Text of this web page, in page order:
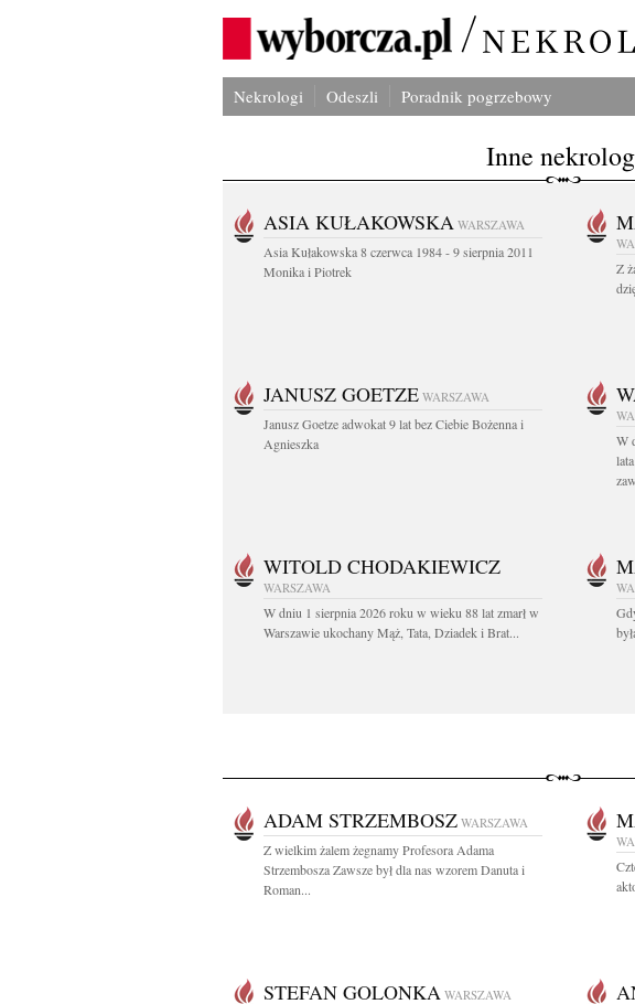
Nekrologi Odeszli Poradnik pogrzebowy
Inne
ASIA KUŁAKOWSKA WARSZAWA
Asia Kułakowska 8 czerwca 1984 - 9 sierpnia 2011
Monika i Piotrek
Z
JANUSZ GOETZE WARSZAWA
Janusz Goetze adwokat 9 lat bez Ciebie Bożenna i
Agnieszka
W
WITOLD CHODAKIEWICZ
WARSZAWA
W dniu 1 sierpnia 2026 roku w wieku 88 lat zmarł w
Warszawie ukochany Mąż, Tata, Dziadek i Brat...
ADAM STRZEMBOSZ WARSZAWA
Z wielkim żalem żegnamy Profesora Adama
Strzembosza Zawsze był dla nas wzorem Danuta i
Roman...
STEFAN GOLONKA WARSZAWA